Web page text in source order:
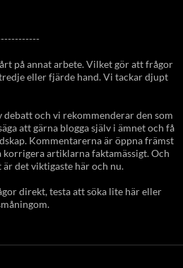
på annat arbete. Vilket gör att frågor
eller fjärde hand. Vi tackar djupt
och vi rekommenderar den som
att gärna blogga själv i ämnet och få
Kommentarerna är öppna främst
artiklarna faktamässigt. Och
det viktigaste här och nu.
direkt, testa att söka lite här eller